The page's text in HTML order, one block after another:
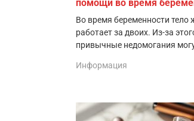
помощи во время
Во время беременности
работает за двоих. Из-за
привычные недомогания
Информация